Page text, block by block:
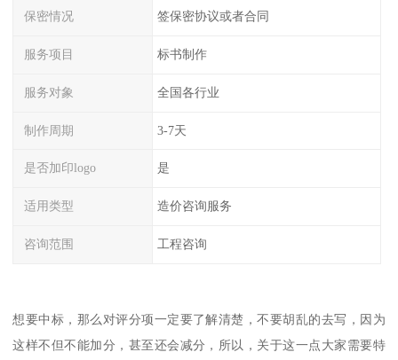
保密情况 签保密协议或者合同
服务项目 标书制作
服务对象 全国各行业
制作周期 3-7天
是否加印logo 是
适用类型 造价咨询服务
咨询范围 工程咨询
想要中标，那么对评分项一定要了解清楚，不要胡乱的去写，因为
这样不但不能加分，甚至还会减分，所以，关于这一点大家需要特